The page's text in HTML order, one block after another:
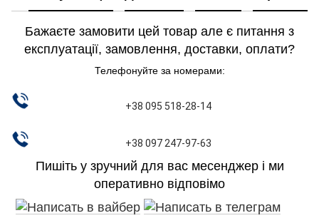
Бажаєте замовити цей товар але є питання з
експлуатації, замовлення, доставки, оплати?
Телефонуйте за номерами:
+38 095 518-28-14
+38 097 247-97-63
Пишіть у зручний для вас месенджер і ми
оперативно відповімо